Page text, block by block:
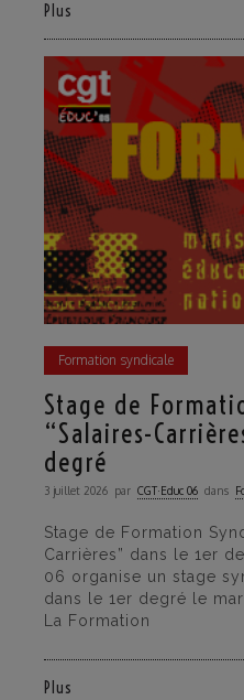
Plus
Formation syndicale
Stage de
“Salaires-
degré
3 juillet 2026 par CGT·Educ 06 dans
Stage de Formation
Carrières” dans le 1er
06 organise un stage
dans le 1er degré le
La Formation
Plus